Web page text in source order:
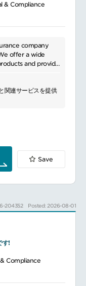
、法務案件全般をリ
タイムなし）
& Compliance
company
offer a wide
and provide
including
accident
of our
high quality
trust of our
are committed to
growth, leveraging
and expertise.
the insurance
関連サービスを提供
進化する過程にあ
、
ネージャー】
、ニューヨークに拠
だきます。
法令・規制の改定
グラムの設計・開
Save
204352 Posted: 2026-08-01
す!
Compliance